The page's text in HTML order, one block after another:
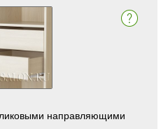
направляющими